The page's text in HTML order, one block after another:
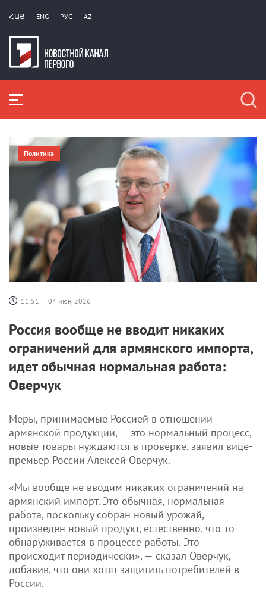
ՀԱՅ ENG РУС AZ
Политика
11:51 04 июн, 2026
Россия вообще не вводит никаких
ограничений для армянского импорта,
идет обычная нормальная работа:
Оверчук
Меры, принимаемые Россией в отношении
армянской продукции, — это нормальный процесс,
новые товары нуждаются в проверке, заявил вице-
премьер России Алексей Оверчук.
«Мы вообще не вводим никаких ограничений на
армянский импорт. Это обычная, нормальная
работа, поскольку собран новый урожай,
произведен новый продукт, естественно, что-то
обнаруживается в процессе работы. Это
происходит периодически», — сказал Оверчук,
добавив, что они хотят защитить потребителей в
России.